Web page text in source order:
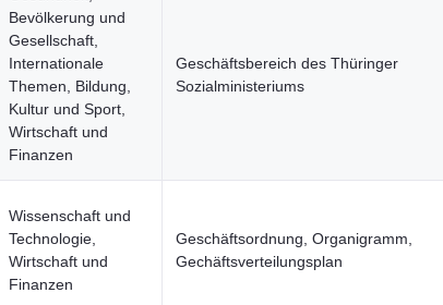
Bevölkerung und
Gesellschaft,
Internationale
Themen, Bildung,
Kultur und Sport,
Wirtschaft und
Finanzen
Geschäftsbereich des Thüringer
Sozialministeriums
Wissenschaft und
Technologie,
Wirtschaft und
Finanzen
Geschäftsordnung, Organigramm,
Gechäftsverteilungsplan